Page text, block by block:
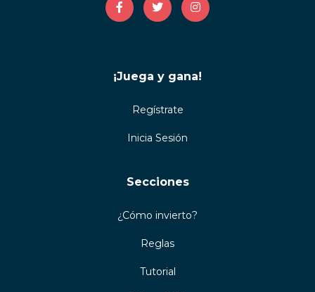
¡Juega y gana!
Regístrate
Inicia Sesión
Secciones
¿Cómo invierto?
Reglas
Tutorial